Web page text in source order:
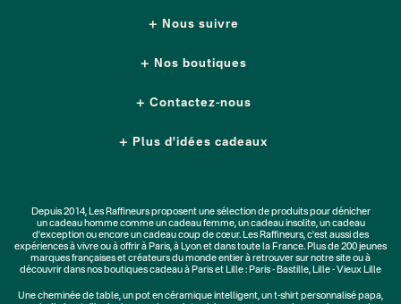
Nous suivre
Nos boutiques
Contactez-nous
Plus d'idées cadeaux
Depuis 2014, Les Raffineurs proposent une sélection de produits pour dénicher
uncadeau hommecomme un cadeau femme, uncadeau insolite, uncadeau
d'exceptionou encore un cadeau coup de cœur. Les Raffineurs, c'est aussi des
expériences à vivreou à offrir à Paris, à Lyon et dans toute la France. Plus de200 jeunes
marquesfrançaises et créateurs du monde entier à retrouver sur notre site ou à
découvrir dans nos boutiques cadeau à Paris et Lille : Paris - Bastille, Lille - Vieux Lille
Unecheminée de table, unpot en céramique intelligent, unt-shirt personnalisé papa,